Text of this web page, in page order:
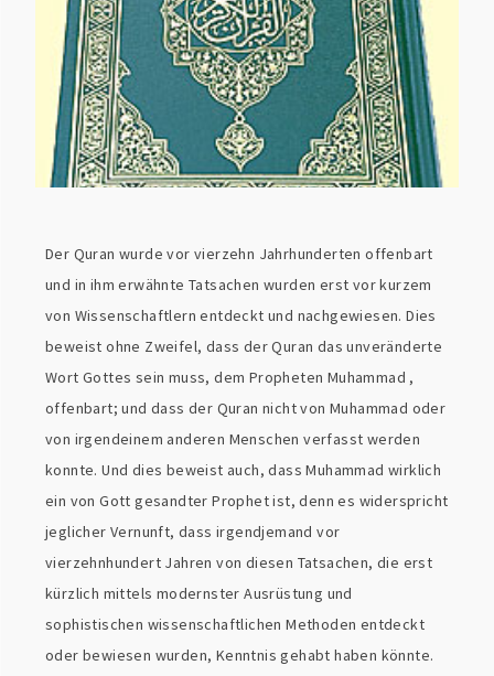
Der Quran wurde vor vierzehn Jahrhunderten offenbart
und in ihm erwähnte Tatsachen wurden erst vor kurzem
von Wissenschaftlern entdeckt und nachgewiesen. Dies
beweist ohne Zweifel, dass der Quran das unveränderte
Wort Gottes sein muss, dem Propheten Muhammad ,
offenbart; und dass der Quran nicht von Muhammad oder
von irgendeinem anderen Menschen verfasst werden
konnte. Und dies beweist auch, dass Muhammad wirklich
ein von Gott gesandter Prophet ist, denn es widerspricht
jeglicher Vernunft, dass irgendjemand vor
vierzehnhundert Jahren von diesen Tatsachen, die erst
kürzlich mittels modernster Ausrüstung und
sophistischen wissenschaftlichen Methoden entdeckt
oder bewiesen wurden, Kenntnis gehabt haben könnte.